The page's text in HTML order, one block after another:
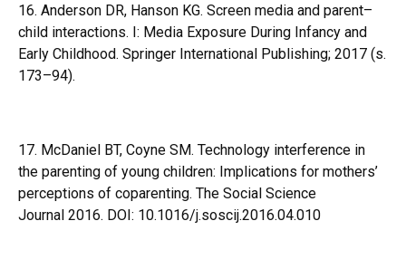
16. Anderson DR, Hanson KG. Screen media and parent–
child interactions. I: Media Exposure During Infancy and
Early Childhood. Springer International Publishing; 2017 (s.
173–94).
17. McDaniel BT, Coyne SM. Technology interference in
the parenting of young children: Implications for mothers’
perceptions of coparenting. The Social Science
Journal 2016. DOI: 10.1016/j.soscij.2016.04.010